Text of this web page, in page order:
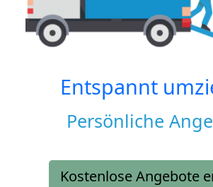
Entspannt
Persönliche
Kostenlose Angebote